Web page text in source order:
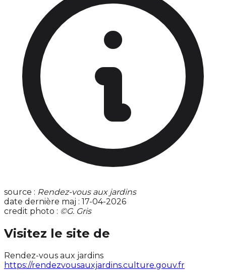
source : Rendez-vous aux jardins
date dernière maj : 17-04-2026
credit photo : ©G. Gris
Visitez le site de
Rendez-vous aux jardins
https://rendezvousauxjardins.culture.gouv.fr